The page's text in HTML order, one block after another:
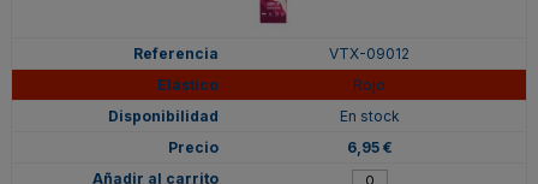
VTX-09012
Rojo
En stock
6,95 €